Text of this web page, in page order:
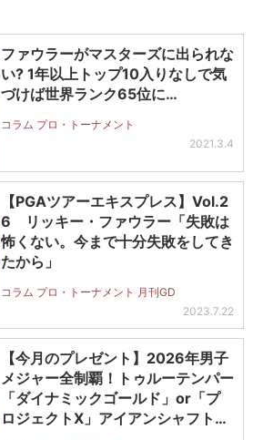
ファウラーがマスターズに出られな
い? 1年以上トップ10入りなしで気
づけば世界ランク65位に…
コラム プロ・トーナメント
2021.3.4
【PGAツアーエキスプレス】Vol.2
6 リッキー・ファウラー「失敗は
怖くない。今まで十分失敗をしてき
たから」
コラム プロ・トーナメント 月刊GD
2023.7.22
【今月のプレゼント】2026年男子
メジャー全制覇！トゥルーテンパー
「ダイナミックゴールド」or「プ
ロジェクトX」アイアンシャフト